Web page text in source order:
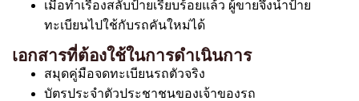
เมื่อทำเรื่องสลับป้ายเรียบร้อยแล้ว ผู้ขายจึงนำป้าย
ทะเบียนไปใช้กับรถคันใหม่ได้
เอกสารที่ต้องใช้ในการดำเนินการ
สมุดคู่มือจดทะเบียนรถตัวจริง
บัตรประจำตัวประชาชนของเจ้าของรถ